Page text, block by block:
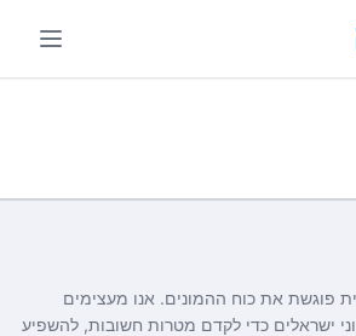
פוגשת את כוח ההמונים. אנו מעצימים
ישראלים כדי לקדם מטרות חשובות, להשפיע